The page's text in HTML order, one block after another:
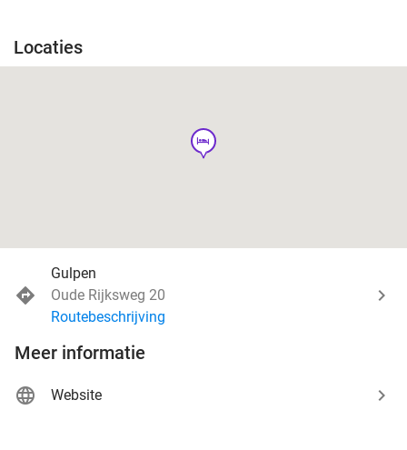
Locaties
hotel
Gulpen
Oude Rijksweg 20
Routebeschrijving
Meer informatie
Website